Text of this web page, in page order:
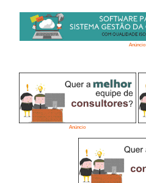
Anúncio
Anúncio